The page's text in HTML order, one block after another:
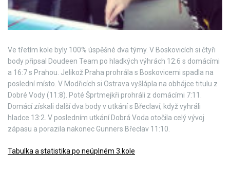
Ve třetím kole byly 100% úspěšné dva týmy. V Boskovicích si čtyři
body připsal Doudeen Team po hladkých výhrách 12:6 s domácími
a 16:7 s Prahou. Jelikož Praha prohrála s Boskovicemi spadla na
poslední místo. V Modřicích si Ostrava vyšlápla na obhájce titulu z
Dobré Vody (11:8). Poté Šprtmejkři prohráli z domácími 7:11.
Domácí získali další dva body v utkání s Břeclaví, když vyhráli
hladce 13:2. V posledním utkání Dobrá Voda otočila celý vývoj
zápasu a porazila nakonec Gunners Břeclav 11:10.
Tabulka a statistika po neúplném 3.kole